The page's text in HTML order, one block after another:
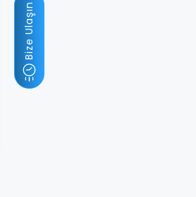
Bize Ulaşın